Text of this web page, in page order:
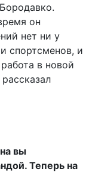
он
нет ни у
спортсменов, и
в новой
вы
Теперь на